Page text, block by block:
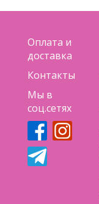
Оплата и
доставка
Контакты
Мы в
соц.сетях